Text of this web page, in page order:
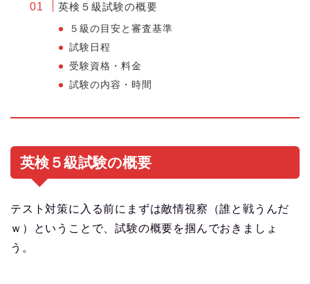
英検５級試験の概要
５級の目安と審査基準
試験日程
受験資格・料金
試験の内容・時間
英検５級試験の概要
テスト対策に入る前にまずは敵情視察（誰と戦うんだ
ｗ）ということで、試験の概要を掴んでおきましょ
う。